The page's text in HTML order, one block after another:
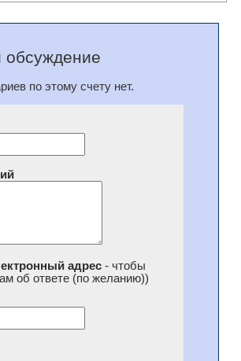
по этому счету нет.
адрес- чтобы
об ответе (по желанию))